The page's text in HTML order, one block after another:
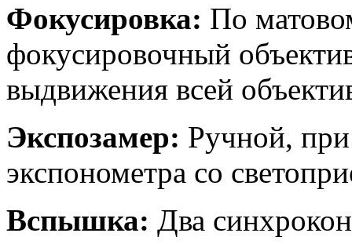
Фокусировка: По
фокусировочный
выдвижения всей
Экспозамер: Ручной,
экспонометра со
Вспышка: Два